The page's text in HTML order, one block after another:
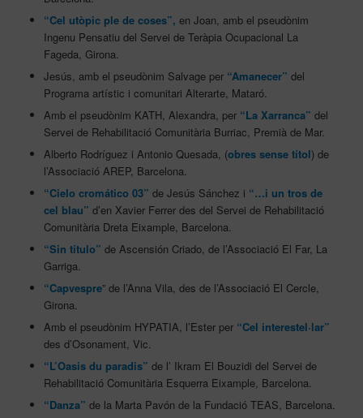
“Cel utòpic ple de coses”, en Joan, amb el pseudònim
Ingenu Pensatiu del Servei de Teràpia Ocupacional La
Fageda, Girona.
Jesús, amb el pseudònim Salvage per “Amanecer” del
Programa artístic i comunitari Alterarte, Mataró.
Amb el pseudònim KATH, Alexandra, per “La Xarranca” del
Servei de Rehabilitació Comunitària Burriac, Premià de Mar.
Alberto Rodríguez i Antonio Quesada, (obres sense títol) de
l’Associació AREP, Barcelona.
“Cielo cromático 03” de Jesús Sánchez i “…i un tros de
cel blau” d’en Xavier Ferrer des del Servei de Rehabilitació
Comunitària Dreta Eixample, Barcelona.
“Sin título” de Ascensión Criado, de l’Associació El Far, La
Garriga.
“Capvespre” de l’Anna Vila, des de l’Associació El Cercle,
Girona.
Amb el pseudònim HYPATIA, l’Ester per “Cel interestel·lar”
des d’Osonament, Vic.
“L’Oasis du paradis” de l’ Ikram El Bouzidi del Servei de
Rehabilitació Comunitària Esquerra Eixample, Barcelona.
“Danza” de la Marta Pavón de la Fundació TEAS, Barcelona.